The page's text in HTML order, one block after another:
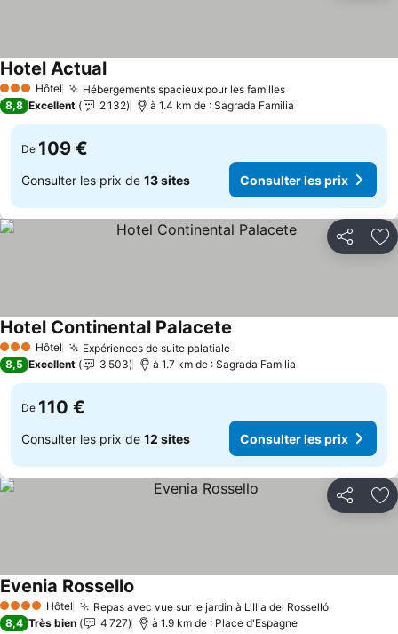
3 ÉtoilesHôtel Hébergements spacieux pour les familles
Hotel Actual
8,8 Excellent 2 132 à 1.4 km de : Sagrada Familia
De 109 €
Consulter les prix de 13 sites Consulter les prix
Partager
3 ÉtoilesHôtel Expériences de suite palatiale
Hotel Continental Palacete
8,5 Excellent 3 503 à 1.7 km de : Sagrada Familia
De 110 €
Consulter les prix de 12 sites Consulter les prix
Partager
4 Étoiles Hôtel Repas avec vue sur le jardin à L'Illa del Rosselló
Evenia Rossello
8,4 Très bien 4 727 à 1.9 km de : Place d'Espagne